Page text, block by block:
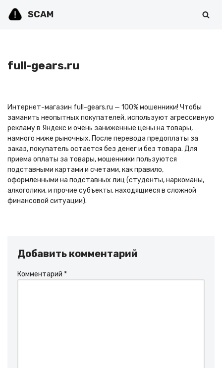
SCAM
full-gears.ru
Интернет-магазин full-gears.ru — 100% мошенники! Чтобы
заманить неопытных покупателей, используют агрессивную
рекламу в Яндекс и очень заниженные цены на товары,
намного ниже рыночных. После перевода предоплаты за
заказ, покупатель остается без денег и без товара. Для
приема оплаты за товары, мошенники пользуются
подставными картами и счетами, как правило,
оформленными на подставных лиц (студенты, наркоманы,
алкоголики, и прочие субъекты, находящиеся в сложной
финансовой ситуации).
Добавить комментарий
Комментарий *